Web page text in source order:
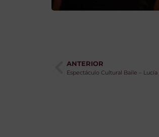
ANTERIOR
Espectáculo Cultural Baile –